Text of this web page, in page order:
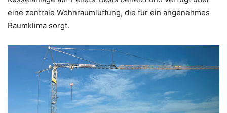
eine zentrale Wohnraumlüftung, die für ein angenehmes
Raumklima sorgt.